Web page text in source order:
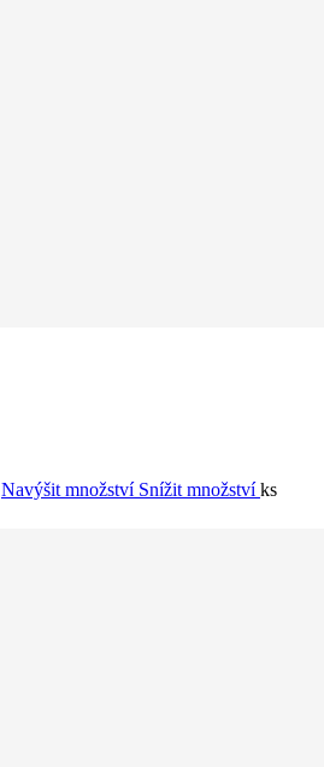
Navýšit množství Snížit množstvíks